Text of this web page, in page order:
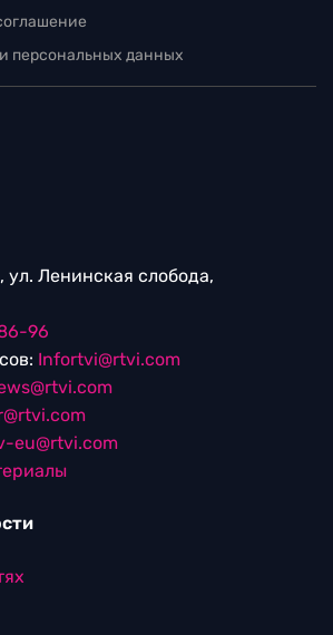
персональных данных
ул. Ленинская слобода,
96
Infortvi@rtvi.com
eu@rtvi.com